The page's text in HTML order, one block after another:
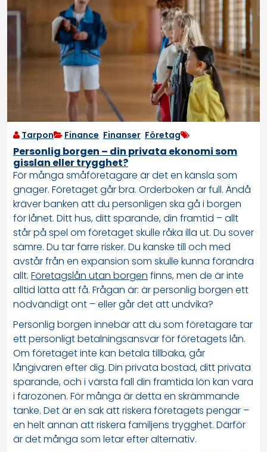
Tarpon Finance Finanser Företag
Personlig borgen – din privata ekonomi som
gisslan eller trygghet?
För många småföretagare är det en känsla som
gnager. Företaget går bra. Orderboken är full. Ändå
kräver banken att du personligen ska gå i borgen
för lånet. Ditt hus, ditt sparande, din framtid – allt
står på spel om företaget skulle råka illa ut. Du sover
sämre. Du tar färre risker. Du kanske till och med
avstår från en expansion som skulle kunna förändra
allt. Företagslån utan borgen finns, men de är inte
alltid lätta att få. Frågan är: är personlig borgen ett
nödvändigt ont – eller går det att undvika?
Personlig borgen innebär att du som företagare tar
ett personligt betalningsansvar för företagets lån.
Om företaget inte kan betala tillbaka, går
långivaren efter dig. Din privata bostad, ditt privata
sparande, och i värsta fall din framtida lön kan vara
i farozonen. För många är detta en skrämmande
tanke. Det är en sak att riskera företagets pengar –
en helt annan att riskera familjens trygghet. Därför
är det många som letar efter alternativ.